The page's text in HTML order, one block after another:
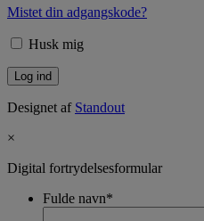
Mistet din adgangskode?
Husk mig
Designet af Standout
×
Digital fortrydelsesformular
Fulde navn*